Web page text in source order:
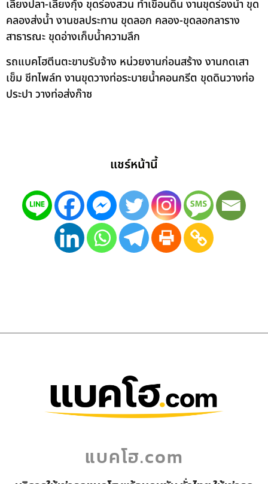
เลี้ยงปลา-เลี้ยงกุ้ง ขุดร่องสวน ทำเขื่อนดิน งานขุดร่องน้ำ ขุด
คลองส่งน้ำ งานชลประทาน ขุดลอก คลอง-ขุดลอกลาราง
สาธารณะ ขุดอ่างเก็บน้ำความลึก
รถแบคโฮตีนตะขาบรับจ้าง หน่วยงานก่อนสร้าง งานกดเสา
เข็ม ชีทไพล์ท งานขุดวางท่อระบายน้ำคอนกรีต ขุดดินวางท่อ
ประปา วางท่อส่งก๊าซ
แชร์หน้านี้
แบคโฮ.com